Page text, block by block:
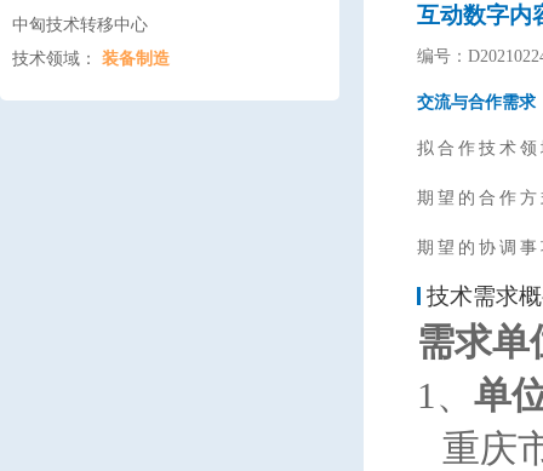
互动数字内
编号：
交流与合作需求
拟合作技术
期望的合作
期望的协调
技术需求
需求单
1、单
重庆
升机电动尾桨技术研究与应用
轻型直升机传动系统设计与应用
中匈技术转移中心
技术领域： 装备制造